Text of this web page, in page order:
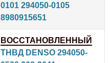
0101 294050-0105
8980915651
ВОССТАНОВЛЕННЫЙ
ТНВД DENSO 294050-